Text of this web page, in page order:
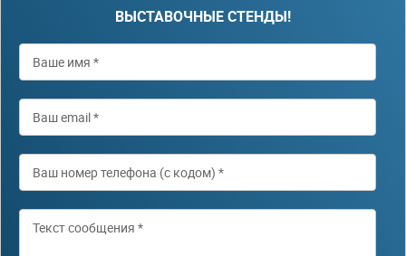
ВЫСТАВОЧНЫЕ СТЕНДЫ!